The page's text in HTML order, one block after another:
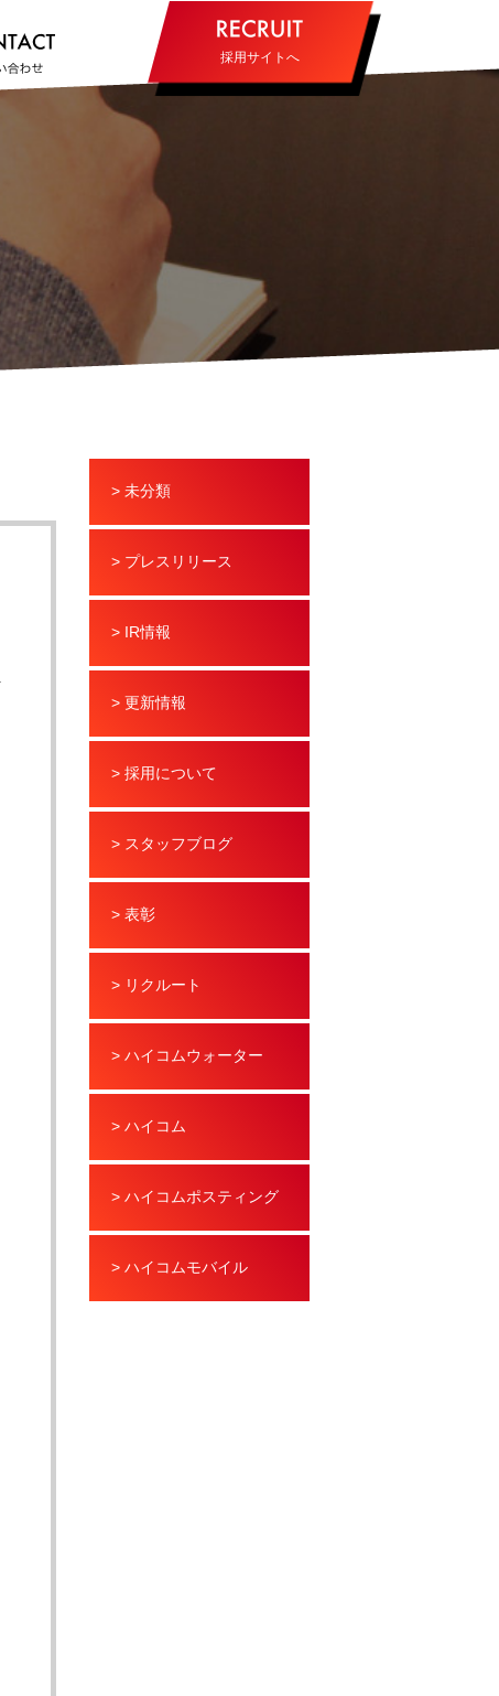
採用サイトへ
> 未分類
> プレスリリース
> IR情報
> 更新情報
> 採用について
> スタッフブログ
> 表彰
> リクルート
> ハイコムウォーター
> ハイコム
> ハイコムポスティング
> ハイコムモバイル